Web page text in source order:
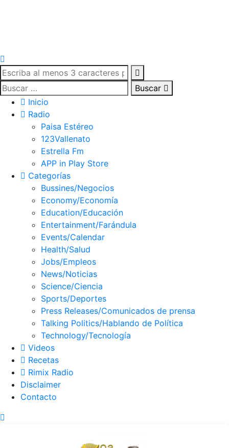
Buscar
Inicio
Radio
Paisa Estéreo
123Vallenato
Estrella Fm
APP in Play Store
Categorías
Bussines/Negocios
Economy/Economía
Education/Educación
Entertainment/Farándula
Events/Calendar
Health/Salud
Jobs/Empleos
News/Noticias
Science/Ciencia
Sports/Deportes
Press Releases/Comunicados de prensa
Talking Politics/Hablando de Política
Technology/Tecnología
Videos
Recetas
Rimix Radio
Disclaimer
Contacto